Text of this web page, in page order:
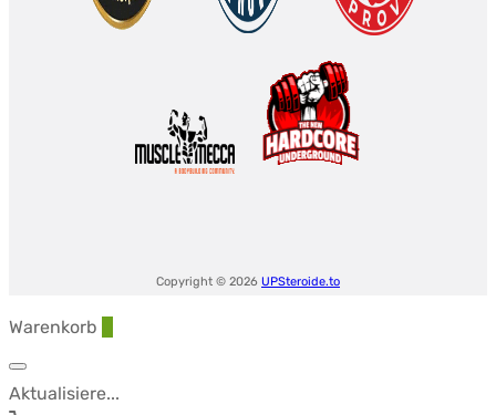
Copyright © 2026 UPSteroide.to
Warenkorb
Aktualisiere...